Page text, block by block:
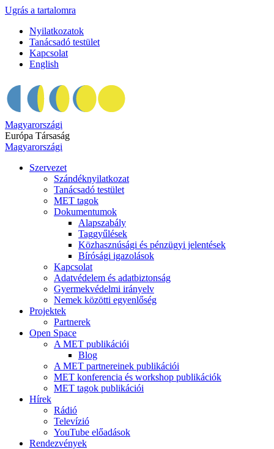
Ugrás a tartalomra
Nyilatkozatok
Tanácsadó testület
Kapcsolat
English
Magyarországi
Európa Társaság
Magyarországi
Szervezet
Szándéknyilatkozat
Tanácsadó testület
MET tagok
Dokumentumok
Alapszabály
Taggyűlések
Közhasznúsági és pénzügyi jelentések
Bírósági igazolások
Kapcsolat
Adatvédelem és adatbiztonság
Gyermekvédelmi irányelv
Nemek közötti egyenlőség
Projektek
Partnerek
Open Space
A MET publikációi
Blog
A MET partnereinek publikációi
MET konferencia és workshop publikációk
MET tagok publikációi
Hírek
Rádió
Televízió
YouTube előadások
Rendezvények